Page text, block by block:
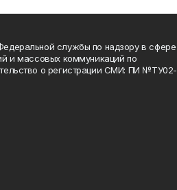
службы по надзору в сфере
и массовых коммуникаций по
о регистрации СМИ: ПИ №ТУ02-